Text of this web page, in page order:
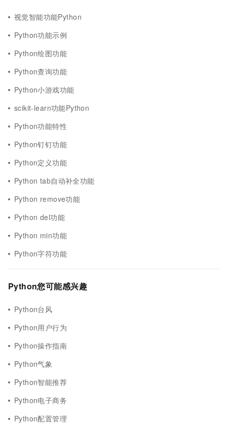
视觉智能功能Python
Python功能示例
Python绘图功能
Python查询功能
Python小游戏功能
scikit-learn功能Python
Python功能特性
Python钉钉功能
Python定义功能
Python tab自动补全功能
Python remove功能
Python del功能
Python min功能
Python字符功能
Python您可能感兴趣
Python台风
Python用户行为
Python操作指南
Python气象
Python智能推荐
Python电子商务
Python配置管理